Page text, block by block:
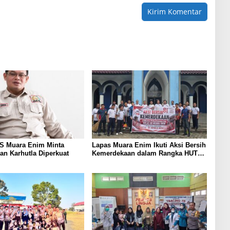
Muara Enim Minta
Karhutla Diperkuat
Lapas Muara Enim Ikuti Aksi Bersih
Kemerdekaan dalam Rangka HUT